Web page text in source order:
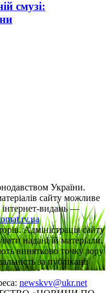
смузі:
України.
сайту можливе
видань —
Адміністрація сайту
надані їй матеріали.
винятково точку зору
за публікації
newskvv@ukr.net